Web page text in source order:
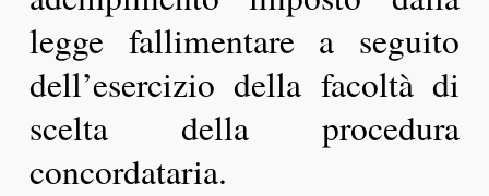
legge fallimentare a seguito
dell’esercizio della facoltà di
scelta della procedura
concordataria.